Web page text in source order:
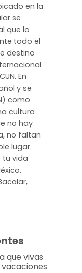
en la
se
que lo
todo el
destino
En
y se
como
cultura
no hay
no faltan
lugar.
tu vida
que vivas